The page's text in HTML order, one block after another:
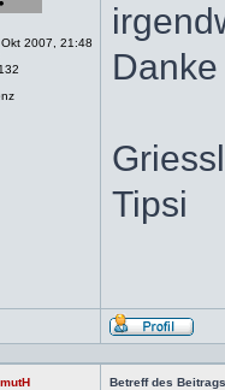
2007, 21:48
Tipsi
Profil
Betreff des